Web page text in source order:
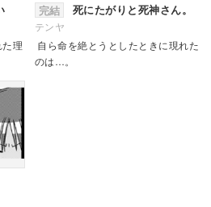
理
完結 死にたがりと死神さん。
テンヤ
自ら命を絶とうとしたときに現れた
のは…。